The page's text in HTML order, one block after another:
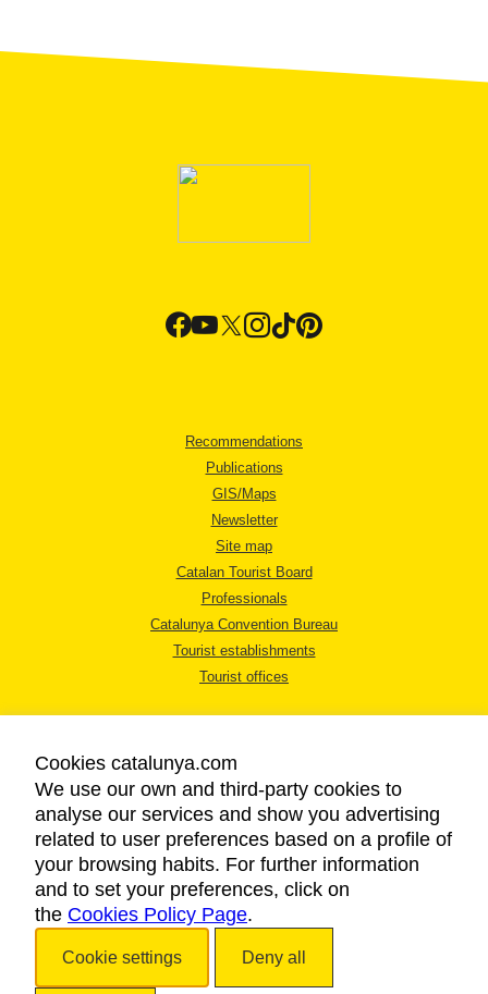
Recommendations
Publications
GIS/Maps
Newsletter
Site map
Catalan Tourist Board
Professionals
Catalunya Convention Bureau
Tourist establishments
Tourist offices
LEGAL NOTICE
PRIVACY POLICY
COOKIES POLICY
ACCESSIBILITY
Cookies catalunya.com
We use our own and third-party cookies to
analyse our services and show you advertising
related to user preferences based on a profile of
your browsing habits. For further information
and to set your preferences, click on
the Cookies Policy Page.
Cookie settings Deny all